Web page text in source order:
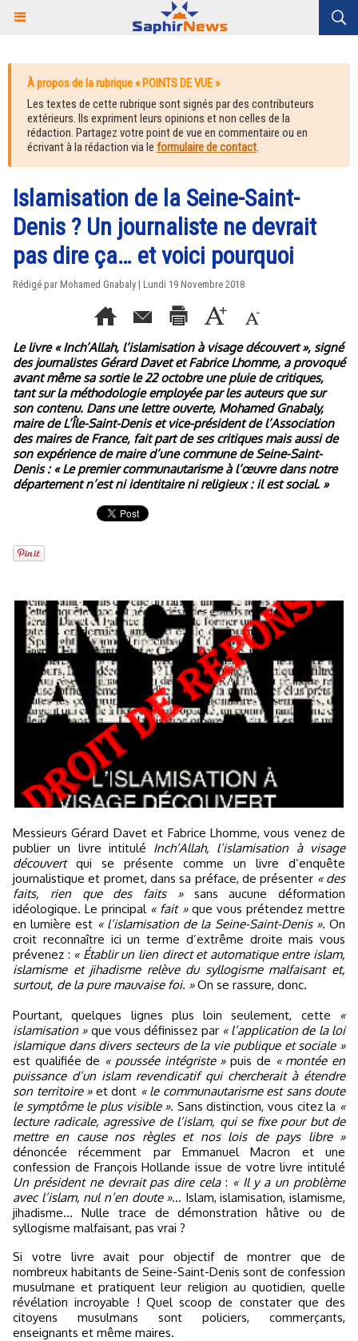
À propos de la rubrique « POINTS DE VUE »
Les textes de cette rubrique sont signés par des contributeurs
extérieurs. Ils expriment leurs opinions et non celles de la
rédaction. Partagez votre point de vue en commentaire ou en
écrivant à la rédaction via le formulaire de contact.
Islamisation de la Seine-Saint-
Denis ? Un journaliste ne devrait
pas dire ça… et voici pourquoi
Rédigé par Mohamed Gnabaly | Lundi 19 Novembre 2018
Le livre « Inch’Allah, l’islamisation à visage découvert », signé
des journalistes Gérard Davet et Fabrice Lhomme, a provoqué
avant même sa sortie le 22 octobre une pluie de critiques,
tant sur la méthodologie employée par les auteurs que sur
son contenu. Dans une lettre ouverte, Mohamed Gnabaly,
maire de L’Île-Saint-Denis et vice-président de l’Association
des maires de France, fait part de ses critiques mais aussi de
son expérience de maire d’une commune de Seine-Saint-
Denis : « Le premier communautarisme à l’œuvre dans notre
département n’est ni identitaire ni religieux : il est social. »
Messieurs Gérard Davet et Fabrice Lhomme, vous venez de
publier un livre intitulé Inch’Allah, l’islamisation à visage
découvertqui se présente comme un livre d’enquête
journalistique et promet, dans sa préface, de présenter « des
faits, rien que des faits »sans aucune déformation
idéologique. Le principal « fait »que vous prétendez mettre
en lumière est « l’islamisation de la Seine-Saint-Denis ». On
croit reconnaître ici un terme d’extrême droite mais vous
prévenez : « Établir un lien direct et automatique entre islam,
islamisme et jihadisme relève du syllogisme malfaisant et,
surtout, de la pure mauvaise foi. »On se rassure, donc.
Pourtant, quelques lignes plus loin seulement, cette
«
islamisation »que vous définissez par « l’application de la loi
islamique dans divers secteurs de la vie publique et sociale »
est qualifiée de « poussée intégriste »puis de « montée en
puissance d’un islam revendicatif qui chercherait à étendre
son territoire »et dont « le communautarisme est sans doute
le symptôme le plus visible ». Sans distinction, vous citez la «
lecture radicale, agressive de l’islam, qui se fixe pour but de
mettre en cause nos règles et nos lois de pays libre »
dénoncée récemment par Emmanuel Macron et une
confession de François Hollande issue de votre livre intitulé
Un président ne devrait pas dire cela: « Il y a un problème
avec l’islam, nul n’en doute »… Islam, islamisation, islamisme,
jihadisme… Nulle trace de démonstration hâtive ou de
syllogisme malfaisant, pas vrai ?
Si votre livre avait pour objectif de montrer que de
nombreux habitants de Seine-Saint-Denis sont de confession
musulmane et pratiquent leur religion au quotidien, quelle
révélation incroyable ! Quel scoop de constater que des
citoyens musulmans sont policiers, commerçants,
enseignants et même maires.